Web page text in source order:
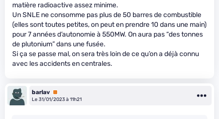
matière radioactive assez minime.
Un SNLE ne consomme pas plus de 50 barres de combustible
(elles sont toutes petites, on peut en prendre 10 dans une main)
pour 7 années d’autonomie à 550MW. On aura pas “des tonnes
de plutonium” dans une fusée.
Si ça se passe mal, on sera très loin de ce qu’on a déjà connu
avec les accidents en centrales.
barlav Premium
Le 31/01/2023 à 11h21